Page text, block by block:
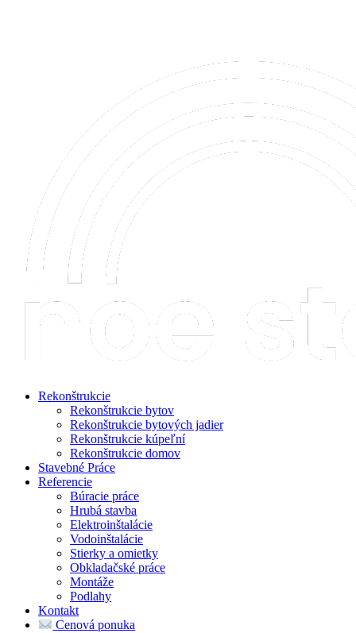
Rekonštrukcie
Rekonštrukcie bytov
Rekonštrukcie bytových jadier
Rekonštrukcie kúpeľní
Rekonštrukcie domov
Stavebné Práce
Referencie
Búracie práce
Hrubá stavba
Elektroinštalácie
Vodoinštalácie
Stierky a omietky
Obkladačské práce
Montáže
Podlahy
Kontakt
Cenová ponuka